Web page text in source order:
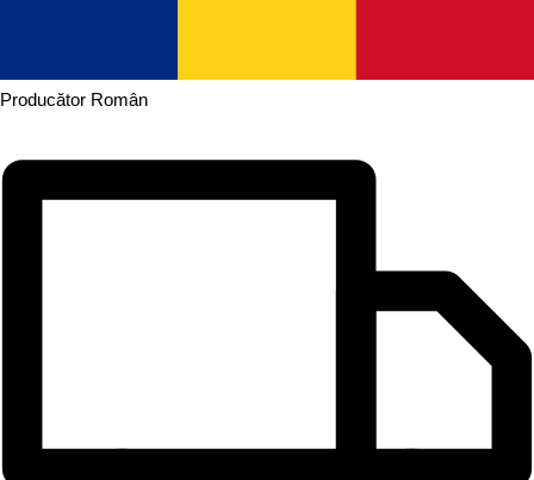
Producător Român